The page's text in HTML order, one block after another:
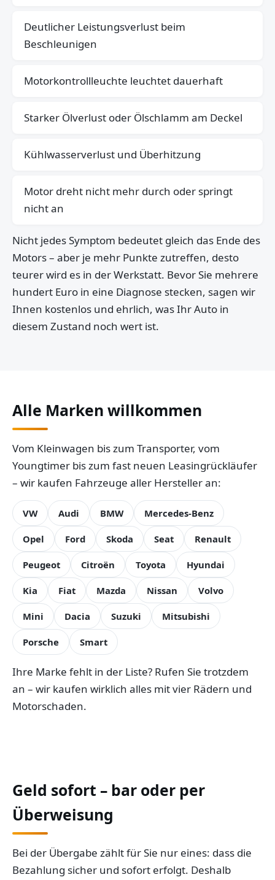
Deutlicher Leistungsverlust beim
Beschleunigen
Motorkontrollleuchte leuchtet dauerhaft
Starker Ölverlust oder Ölschlamm am Deckel
Kühlwasserverlust und Überhitzung
Motor dreht nicht mehr durch oder springt
nicht an
Nicht jedes Symptom bedeutet gleich das Ende des
Motors – aber je mehr Punkte zutreffen, desto
teurer wird es in der Werkstatt. Bevor Sie mehrere
hundert Euro in eine Diagnose stecken, sagen wir
Ihnen kostenlos und ehrlich, was Ihr Auto in
diesem Zustand noch wert ist.
Alle Marken willkommen
Vom Kleinwagen bis zum Transporter, vom
Youngtimer bis zum fast neuen Leasingrückläufer
– wir kaufen Fahrzeuge aller Hersteller an:
VW Audi BMW Mercedes-Benz
Opel Ford Skoda Seat Renault
Peugeot Citroën Toyota Hyundai
Kia Fiat Mazda Nissan Volvo
Mini Dacia Suzuki Mitsubishi
Porsche Smart
Ihre Marke fehlt in der Liste? Rufen Sie trotzdem
an – wir kaufen wirklich alles mit vier Rädern und
Motorschaden.
Geld sofort – bar oder per
Überweisung
Bei der Übergabe zählt für Sie nur eines: dass die
Bezahlung sicher und sofort erfolgt. Deshalb